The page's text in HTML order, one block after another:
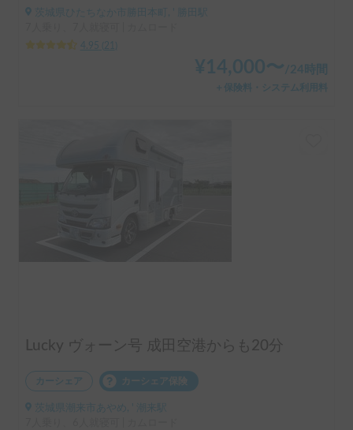
茨城県ひたちなか市勝田本町, ' 勝田駅
4.95
21
¥ 14,000〜 /24時間
＋保険料・システム利用料
Lucky ヴォーン号 成田空港からも20分
カーシェア カーシェア保険
茨城県潮来市あやめ, ' 潮来駅